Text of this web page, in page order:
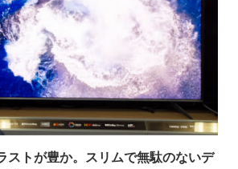
ストが豊か。スリムで無駄のないデ